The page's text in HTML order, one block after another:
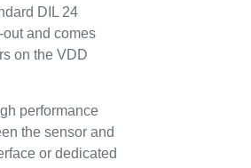
DIL 24
and comes
on the VDD
performance
the sensor and
or dedicated